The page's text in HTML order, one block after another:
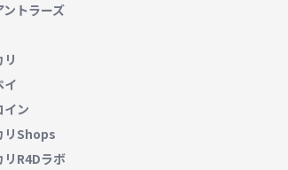
ントラーズ
イ
イン
リShops
リR4Dラボ